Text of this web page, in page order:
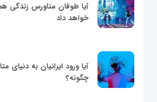
آیا طوفان متاورس زندگی
خواهد داد
آیا ورود ایرانیان به
چگونه؟